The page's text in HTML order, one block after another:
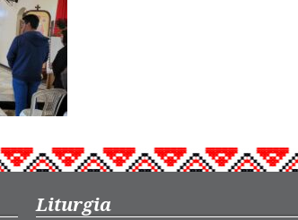
Liturgia